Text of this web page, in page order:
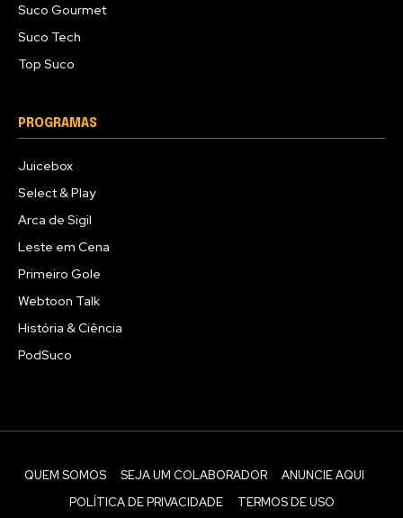
Suco Gourmet
Suco Tech
Top Suco
PROGRAMAS
Juicebox
Select & Play
Arca de Sigil
Leste em Cena
Primeiro Gole
Webtoon Talk
História & Ciência
PodSuco
QUEM SOMOS SEJA UM COLABORADOR
ANUNCIE AQUI
POLÍTICA DE PRIVACIDADE
TERMOS DE USO